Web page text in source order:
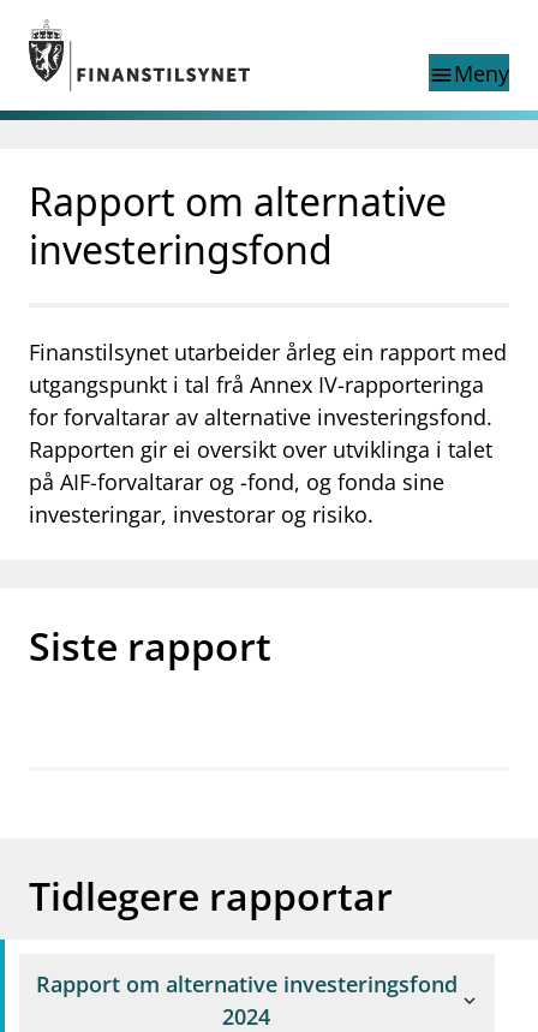
Gå til hovedinnhold
Gå til søkesiden
menuMeny
nettstedet
language
English
exist in English
English home page
Finanstilsynets registre
Tema
supervisor_account Forbrukerinformasjon
businessOm Finanstilsynet
mail_outlineKontakt oss
dashboard
Abonner på nyhetsvarsel
Rapport om alternative
investeringsfond
Finanstilsynet utarbeider årleg ein rapport med
utgangspunkt i tal frå Annex IV-rapporteringa
for forvaltarar av alternative investeringsfond.
Rapporten gir ei oversikt over utviklinga i talet
på AIF-forvaltarar og -fond, og fonda sine
investeringar, investorar og risiko.
Siste rapport
Tidlegere rapportar
Rapport om alternative investeringsfond
2024
expand_more